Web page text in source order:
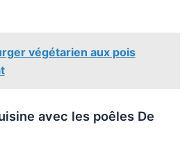
végétarien aux pois
avec les poêles De